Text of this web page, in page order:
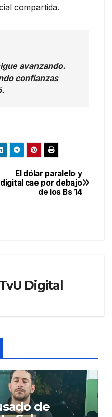
compartida.
avanzando.
confianzas
El dólar paralelo y
digital cae por debajo
de los Bs 14
Digital
de